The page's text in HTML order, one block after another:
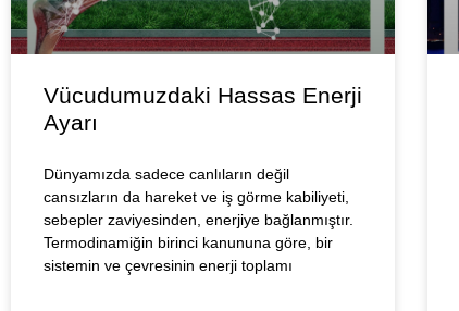
Vücudumuzdaki Hassas Enerji
Ayarı
Dünyamızda sadece canlıların değil
cansızların da hareket ve iş görme kabiliyeti,
sebepler zaviyesinden, enerjiye bağlanmıştır.
Termodinamiğin birinci kanununa göre, bir
sistemin ve çevresinin enerji toplamı